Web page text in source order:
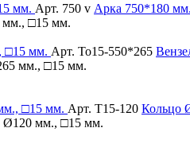
Арт. 750 v Арка 750*180
мм., □15 мм.
Арт. То15-550*265
мм., □15 мм.
Арт. Т15-120 Кольцо
Ø120 мм., □15 мм.